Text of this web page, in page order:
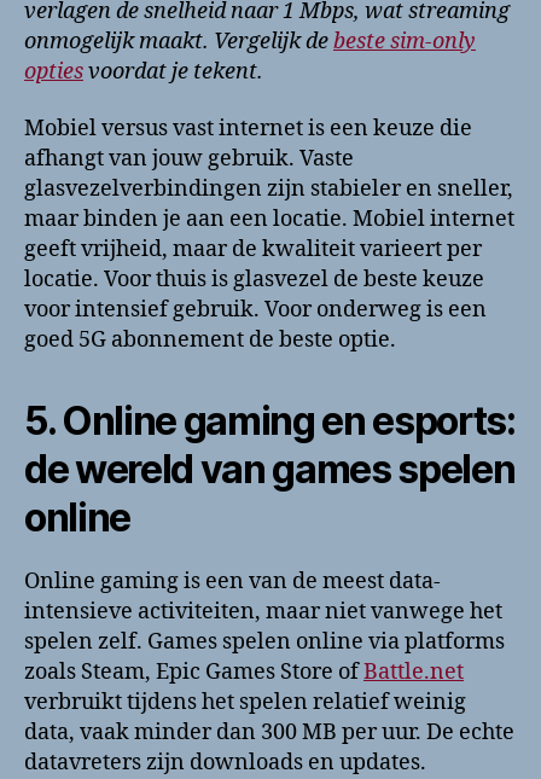
verlagen de snelheid naar 1 Mbps, wat streaming
onmogelijk maakt. Vergelijk debeste sim-only
optiesvoordat je tekent.
Mobiel versus vast internet is een keuze die
afhangt van jouw gebruik. Vaste
glasvezelverbindingen zijn stabieler en sneller,
maar binden je aan een locatie. Mobiel internet
geeft vrijheid, maar de kwaliteit varieert per
locatie. Voor thuis is glasvezel de beste keuze
voor intensief gebruik. Voor onderweg is een
goed 5G abonnement de beste optie.
5. Online gaming en esports:
de wereld van games spelen
online
Online gaming is een van de meest data-
intensieve activiteiten, maar niet vanwege het
spelen zelf. Games spelen online via platforms
zoals Steam, Epic Games Store ofBattle.net
verbruikt tijdens het spelen relatief weinig
data, vaak minder dan 300 MB per uur. De echte
datavreters zijn downloads en updates.